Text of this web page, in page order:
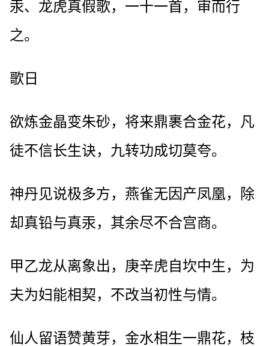
汞、龙虎真假歌，一十一首，审而行
之。
歌日
欲炼金晶变朱砂，将来鼎裹合金花，凡
徒不信长生诀，九转功成切莫夸。
神丹见说极多方，燕雀无因产凤凰，除
却真铅与真汞，其余尽不合宫商。
甲乙龙从离象出，庚辛虎自坎中生，为
夫为妇能相契，不改当初性与情。
仙人留语赞黄芽，金水相生一鼎花，枝